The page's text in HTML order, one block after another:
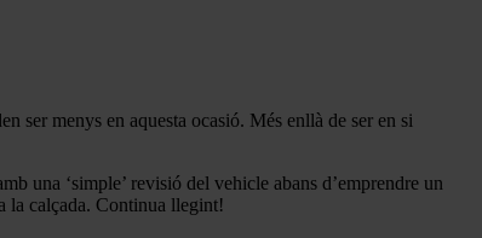
ser menys en aquesta ocasió. Més enllà de ser en si
una ‘simple’ revisió del vehicle abans d’emprendre un
la calçada. Continua llegint!